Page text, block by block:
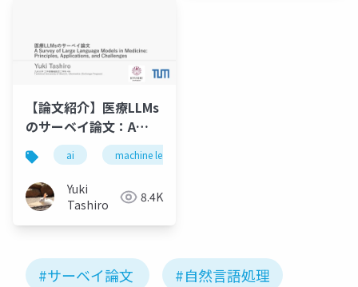
【論文紹介】医療LLMs
のサーベイ論文：A
Survey of Large
Language Models in
Medicine: Principles,
Applications, and
Challenges
ai machine learning
Yuki
Tashiro
8.4K
#サーベイ論文 #自然言語処理